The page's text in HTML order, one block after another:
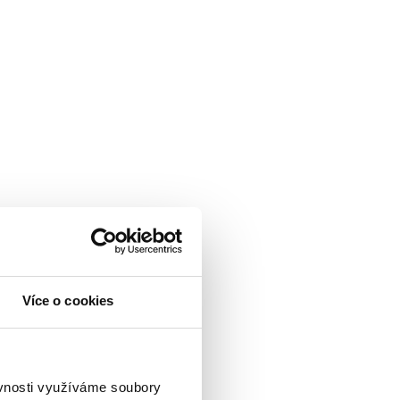
Více o cookies
využíváme soubory